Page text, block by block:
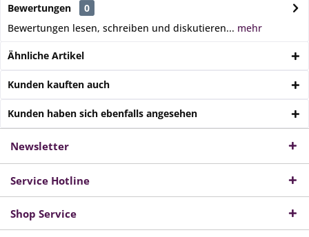
Bewertungen
0
Bewertungen lesen, schreiben und diskutieren... mehr
Ähnliche Artikel
Kunden kauften auch
Kunden haben sich ebenfalls angesehen
Newsletter
Service Hotline
Shop Service